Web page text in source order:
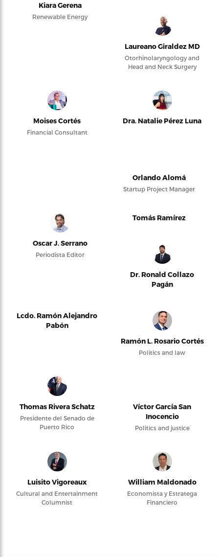
Kiara Gerena
Renewable Energy
Laureano Giraldez MD
Otorhinolaryngology and
Head and Neck Surgery
Moises Cortés
Financial Consultant
Dra. Natalie Pérez Luna
Orlando Alomá
Startup Project Manager
Oscar J. Serrano
Periodista Editor
Tomás Ramírez
Dr. Ronald Collazo
Pagán
Lcdo. Ramón Alejandro
Pabón
Ramón L. Rosario Cortés
Politics and law
Thomas Rivera Schatz
Presidente del Senado de
Puerto Rico
Víctor García San
Inocencio
Politics and justice
Luisito Vigoreaux
Cultural and Entertainment
Columnist
William Maldonado
Economista y Estratega
Financiero